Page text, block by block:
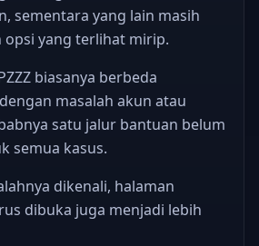
sementara yang lain masih
yang terlihat mirip.
biasanya berbeda
masalah akun atau
satu jalur bantuan belum
semua kasus.
dikenali, halaman
dibuka juga menjadi lebih